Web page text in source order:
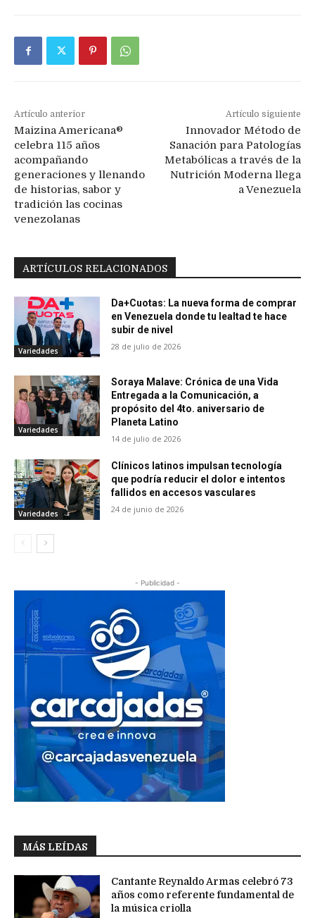
Artículo anterior
Maizina Americana®
celebra 115 años
acompañando
generaciones y llenando
de historias, sabor y
tradición las cocinas
venezolanas
Artículo siguiente
Innovador Método de
Sanación para Patologías
Metabólicas a través de la
Nutrición Moderna llega
a Venezuela
ARTÍCULOS RELACIONADOS
Variedades
Da+Cuotas: La nueva forma de comprar
en Venezuela donde tu lealtad te hace
subir de nivel
28 de julio de 2026
Variedades
Soraya Malave: Crónica de una Vida
Entregada a la Comunicación, a
propósito del 4to. aniversario de
Planeta Latino
14 de julio de 2026
Variedades
Clínicos latinos impulsan tecnología
que podría reducir el dolor e intentos
fallidos en accesos vasculares
24 de junio de 2026
- Publicidad -
MÁS LEÍDAS
Cantante Reynaldo Armas celebró 73
años como referente fundamental de
la música criolla